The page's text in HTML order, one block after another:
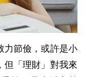
力節儉，或許是小
但「理財」對我來